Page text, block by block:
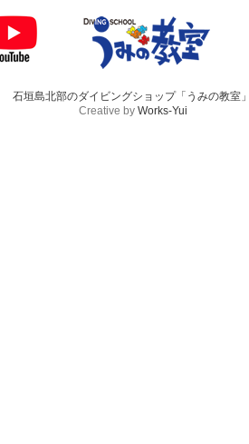
石垣島北部のダイビングショップ「うみの教室
Creative by Works-Yui